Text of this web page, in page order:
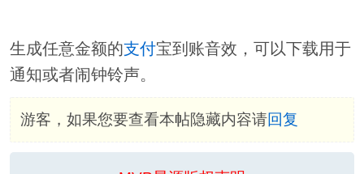
生成任意金额的支付宝到账音效，可以下载用于
通知或者闹钟铃声。
游客，如果您要查看本帖隐藏内容请回复